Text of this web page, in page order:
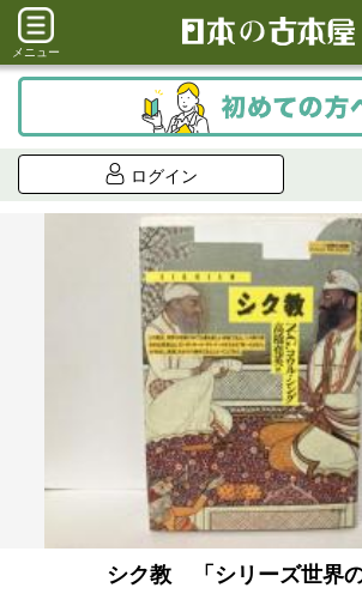
メニュー
ログイン
シク教 「シリーズ世界の